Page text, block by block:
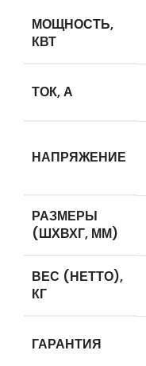
МОЩНОСТЬ,
КВТ
ТОК, А
НАПРЯЖЕНИЕ
РАЗМЕРЫ
(ШХВХГ, ММ)
ВЕС (НЕТТО),
КГ
ГАРАНТИЯ